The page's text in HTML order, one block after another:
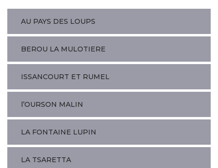
AU PAYS DES LOUPS
BEROU LA MULOTIERE
ISSANCOURT ET RUMEL
l’OURSON MALIN
LA FONTAINE LUPIN
LA TSARETTA